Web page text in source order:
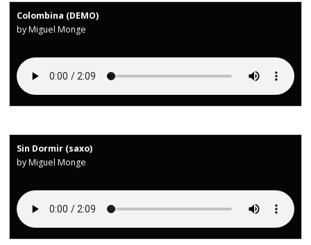
Colombina (DEMO)
by Miguel Monge
Sin Dormir (saxo)
by Miguel Monge